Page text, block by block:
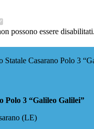
possono essere
Statale Casarano Polo 3
Polo 3 “Galileo Galilei”
(LE)